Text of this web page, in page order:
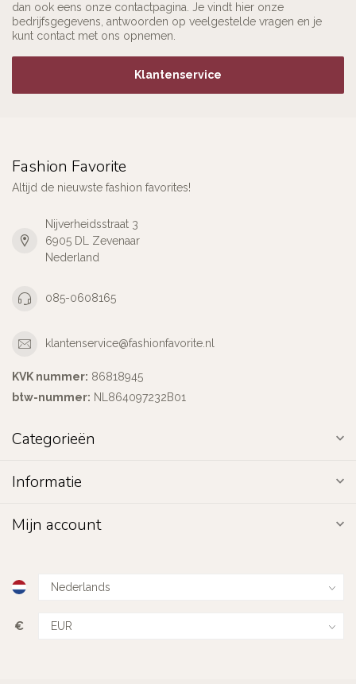
dan ook eens onze contactpagina. Je vindt hier onze
bedrijfsgegevens, antwoorden op veelgestelde vragen en je
kunt contact met ons opnemen.
Klantenservice
Fashion Favorite
Altijd de nieuwste fashion favorites!
Nijverheidsstraat 3
6905 DL Zevenaar
Nederland
085-0608165
klantenservice@fashionfavorite.nl
KVK nummer: 86818945
btw-nummer: NL864097232B01
Categorieën
Informatie
Mijn account
€